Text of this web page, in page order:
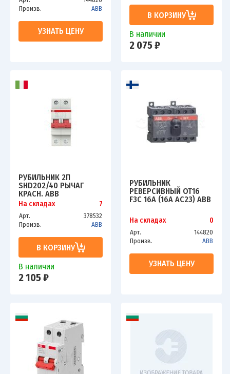
Произв.
ABB
УЗНАТЬ ЦЕНУ
В КОРЗИНУ
В наличии
2 075 ₽
РУБИЛЬНИК 2П
SHD202/40 РЫЧАГ
КРАСН. ABB
2CDD272111R0040
На складах 7
Арт.
378532
Произв.
ABB
В КОРЗИНУ
В наличии
2 105 ₽
РУБИЛЬНИК
РЕВЕРСИВНЫЙ OT16
F3C 16A (16A AC23) ABB
На складах 0
Арт.
144820
Произв.
ABB
УЗНАТЬ ЦЕНУ